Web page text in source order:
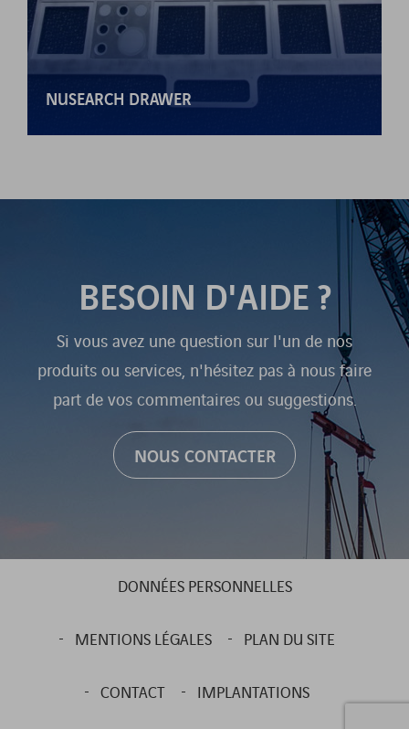
NUSEARCH DRAWER
BESOIN D'AIDE ?
Si vous avez une question sur l'un de nos
produits ou services, n'hésitez pas à nous faire
part de vos commentaires ou suggestions.
NOUS CONTACTER
DONNÉES PERSONNELLES
MENTIONS LÉGALES PLAN DU SITE
CONTACT IMPLANTATIONS